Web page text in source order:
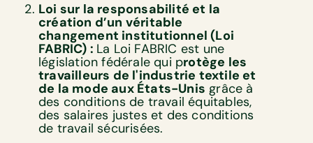
Loi sur la responsabilité et la
création d’un véritable
changement institutionnel (Loi
FABRIC) : La Loi FABRIC est une
législation fédérale qui protège les
travailleurs de l'industrie textile et
de la mode aux États-Unis grâce à
des conditions de travail équitables,
des salaires justes et des conditions
de travail sécurisées.